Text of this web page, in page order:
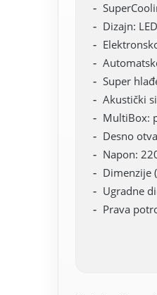
Dizajn:
Super
Akustički
MultiBox:
Desno
Napon:
Dimenzije
Ugradne
Prava